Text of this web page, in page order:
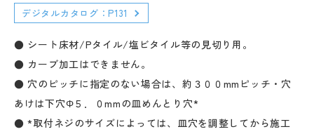
デジタルカタログ：P131
● シート床材/Pタイル/塩ビタイル等の見切り用。
● カーブ加工はできません。
● 穴のピッチに指定のない場合は、約３００mmピッチ・穴
あけは下穴Φ５．０mmの皿めんとり穴*
● *取付ネジのサイズによっては、皿穴を調整してから施工